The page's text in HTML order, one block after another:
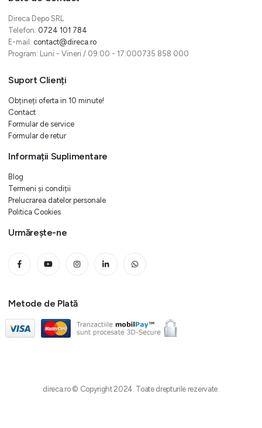
Direca Depo SRL
Telefon: 0724 101 784
E-mail: contact@direca.ro
Program: Luni - Vineri / 09:00 - 17:000735 858 000
Suport Clienți
Obțineți oferta in 10 minute!
Contact
Formular de service
Formular de retur
Informații Suplimentare
Blog
Termeni și condiții
Prelucrarea datelor personale
Politica Cookies
Urmărește-ne
Metode de Plată
direca.ro © Copyright 2024. Toate drepturile rezervate.